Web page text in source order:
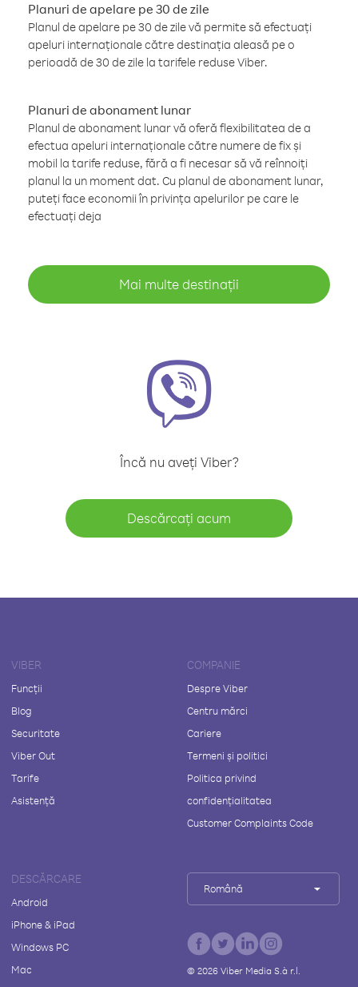
Planuri de apelare pe 30 de zile
Planul de apelare pe 30 de zile vă permite să efectuați
apeluri internaționale către destinația aleasă pe o
perioadă de 30 de zile la tarifele reduse Viber.
Planuri de abonament lunar
Planul de abonament lunar vă oferă flexibilitatea de a
efectua apeluri internaționale către numere de fix și
mobil la tarife reduse, fără a fi necesar să vă reînnoiți
planul la un moment dat. Cu planul de abonament lunar,
puteți face economii în privința apelurilor pe care le
efectuați deja
Mai multe destinații
Încă nu aveți Viber?
Descărcați acum
VIBER
Funcții
Blog
Securitate
Viber Out
Tarife
Asistență
COMPANIE
Despre Viber
Centru mărci
Cariere
Termeni și politici
Politica privind
confidențialitatea
Customer Complaints Code
DESCĂRCARE
Android
iPhone & iPad
Windows PC
Mac
Română
© 2026Viber Media S.à r.l.